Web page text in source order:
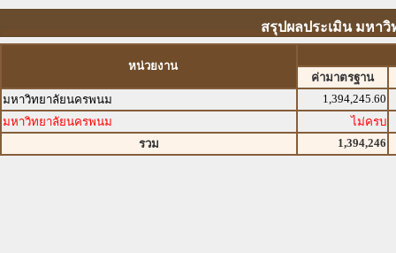
สรุปผลประเมิน มหาวิ
หน่วยงาน
ค่ามาตรฐาน
มหาวิทยาลัยนครพนม
1,394,245.60
มหาวิทยาลัยนครพนม
ไม่ครบ
รวม
1,394,246